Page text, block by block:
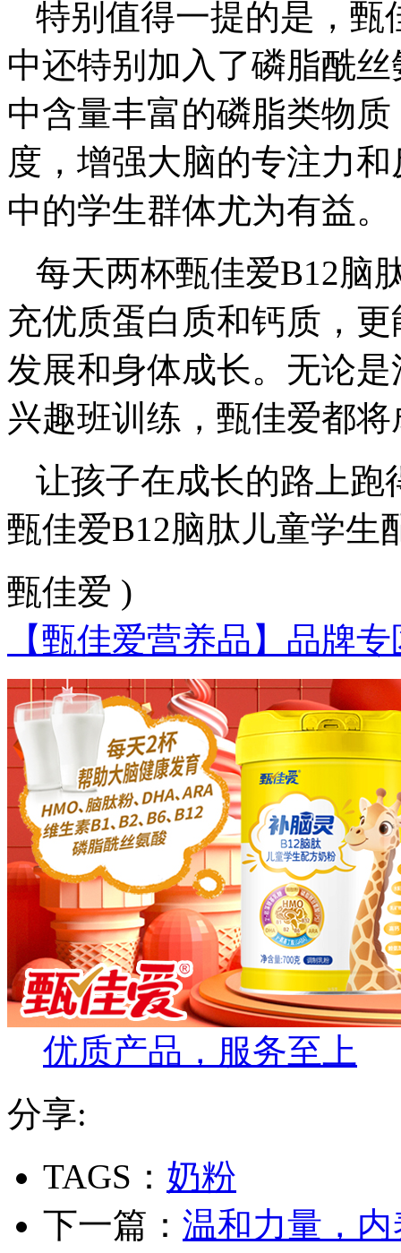
特别值得一提的是，甄
中还特别加入了磷脂酰
中含量丰富的磷脂类物
度，增强大脑的专注力
中的学生群体尤为有益。
每天两杯甄佳爱B12脑
充优质蛋白质和钙质，
发展和身体成长。无论
兴趣班训练，甄佳爱都
让孩子在成长的路上跑
甄佳爱B12脑肽儿童学生
甄佳爱 )
【甄佳爱营养品】品牌专
优质产品，服务至上
分享:
TAGS： 奶粉
下一篇： 温和力量，